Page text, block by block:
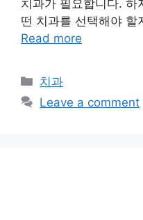
치과가 필요합니다. 하
떤 치과를 선택해야
Read more
Categories
치과
Leave a comment